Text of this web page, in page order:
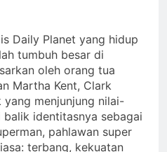
Daily Planet yang hidup
tumbuh besar di
oleh orang tua
Martha Kent, Clark
menjunjung nilai-
balik identitasnya sebagai
pahlawan super
terbang, kekuatan